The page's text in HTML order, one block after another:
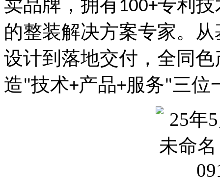
卖品牌，拥有100+专利
的整装解决方案专家。
设计到落地交付，全同
造"技术+产品+服务"三位